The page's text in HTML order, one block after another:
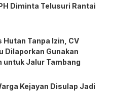
Diminta Telusuri Rantai
Hutan Tanpa Izin, CV
Dilaporkan Gunakan
untuk Jalur Tambang
Kejayan Disulap Jadi